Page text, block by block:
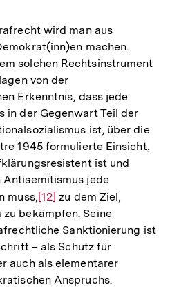
wird man aus
machen.
solchen Rechtsinstrument
von der
Erkenntnis, dass jede
in der Gegenwart Teil der
ist, über die
1945 formulierte Einsicht,
ist und
jede
muss,Zur
Auflösung
der
Fußnote
[12] zu dem Ziel,
bekämpfen. Seine
Sanktionierung ist
– als Schutz für
auch als elementarer
Anspruchs.